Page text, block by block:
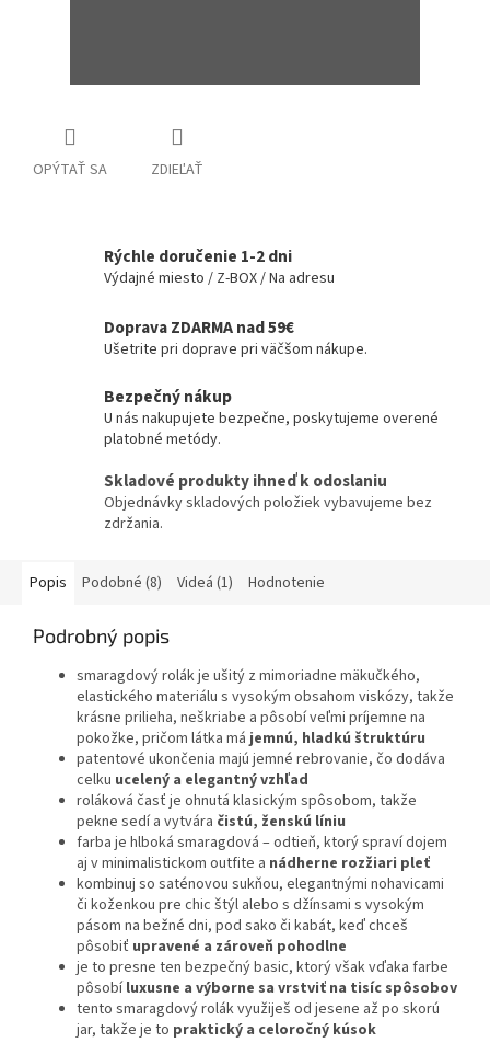
OPÝTAŤ SA ZDIEĽAŤ
Rýchle doručenie 1-2 dni
Výdajné miesto / Z-BOX / Na adresu
Doprava ZDARMA nad 59€
Ušetrite pri doprave pri väčšom nákupe.
Bezpečný nákup
U nás nakupujete bezpečne, poskytujeme overené
platobné metódy.
Skladové produkty ihneď k odoslaniu
Objednávky skladových položiek vybavujeme bez
zdržania.
Popis Podobné (8) Videá (1) Hodnotenie
Podrobný popis
smaragdový rolák je ušitý z mimoriadne mäkučkého,
elastického materiálu s vysokým obsahom viskózy, takže
krásne prilieha, neškriabe a pôsobí veľmi príjemne na
pokožke, pričom látka májemnú, hladkú štruktúru
patentové ukončenia majú jemné rebrovanie, čo dodáva
celku ucelený a elegantný vzhľad
roláková časť je ohnutá klasickým spôsobom, takže
pekne sedí a vytvára čistú, ženskú líniu
farba je hlboká smaragdová – odtieň, ktorý spraví dojem
aj v minimalistickom outfite a nádherne rozžiari pleť
kombinuj so saténovou sukňou, elegantnými nohavicami
či koženkou pre chic štýl alebo s džínsami s vysokým
pásom na bežné dni, pod sako či kabát, keď chceš
pôsobiť upravené a zároveň pohodlne
je to presne ten bezpečný basic, ktorý však vďaka farbe
pôsobíluxusne a výborne sa vrstviť na tisíc spôsobov
tento smaragdový rolák využiješ od jesene až po skorú
jar, takže je to praktický a celoročný kúsok